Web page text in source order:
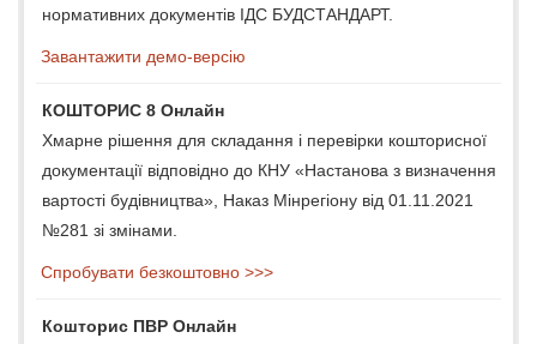
нормативних документів ІДС БУДСТАНДАРТ.
Завантажити демо-версію
КОШТОРИС 8 Онлайн
Хмарне рішення для складання і перевірки кошторисної
документації відповідно до КНУ «Настанова з визначення
вартості будівництва», Наказ Мінрегіону від 01.11.2021
№281 зі змінами.
Спробувати безкоштовно >>>
Кошторис ПВР Онлайн